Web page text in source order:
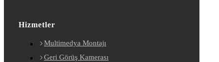
Hizmetler
Multimedya Montajı
Geri Görüş Kamerası